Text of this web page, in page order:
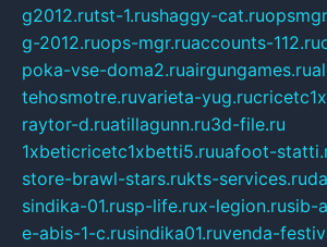
g2012.rutst-1.rushaggy-cat.ru
g-2012.ruops-mgr.ruaccounts-112.ru
poka-vse-doma2.ruairgungames.ru
tehosmotre.ruvarieta-yug.ru
raytor-d.ruatillagunn.ru3d-file.ru
1xbeticricetc1xbetti5.ruuafoot-
store-brawl-stars.rukts-services.ru
sindika-01.rusp-life.rux-legion.rusib-
e-abis-1-c.rusindika01.ruvenda-